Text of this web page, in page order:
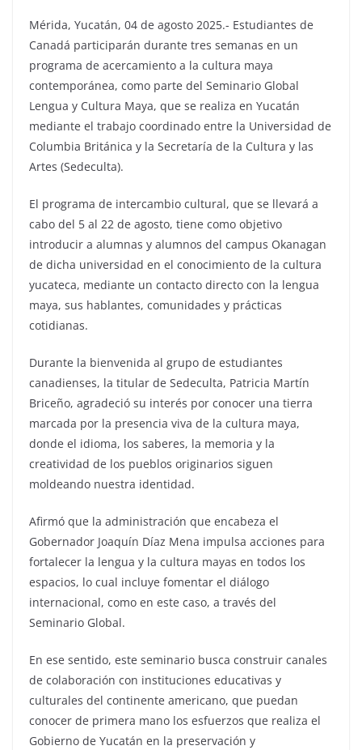
Mérida, Yucatán, 04 de agosto 2025.- Estudiantes de
Canadá participarán durante tres semanas en un
programa de acercamiento a la cultura maya
contemporánea, como parte del Seminario Global
Lengua y Cultura Maya, que se realiza en Yucatán
mediante el trabajo coordinado entre la Universidad de
Columbia Británica y la Secretaría de la Cultura y las
Artes (Sedeculta).
El programa de intercambio cultural, que se llevará a
cabo del 5 al 22 de agosto, tiene como objetivo
introducir a alumnas y alumnos del campus Okanagan
de dicha universidad en el conocimiento de la cultura
yucateca, mediante un contacto directo con la lengua
maya, sus hablantes, comunidades y prácticas
cotidianas.
Durante la bienvenida al grupo de estudiantes
canadienses, la titular de Sedeculta, Patricia Martín
Briceño, agradeció su interés por conocer una tierra
marcada por la presencia viva de la cultura maya,
donde el idioma, los saberes, la memoria y la
creatividad de los pueblos originarios siguen
moldeando nuestra identidad.
Afirmó que la administración que encabeza el
Gobernador Joaquín Díaz Mena impulsa acciones para
fortalecer la lengua y la cultura mayas en todos los
espacios, lo cual incluye fomentar el diálogo
internacional, como en este caso, a través del
Seminario Global.
En ese sentido, este seminario busca construir canales
de colaboración con instituciones educativas y
culturales del continente americano, que puedan
conocer de primera mano los esfuerzos que realiza el
Gobierno de Yucatán en la preservación y